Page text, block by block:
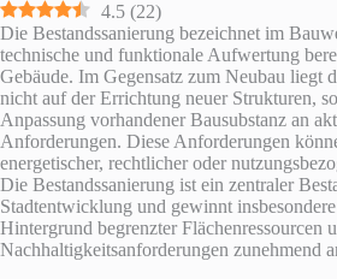
4.5 (22)
Die Bestandssanierung bezeichnet im
technische und funktionale Aufwertung
Gebäude. Im Gegensatz zum Neubau liegt
nicht auf der Errichtung neuer Strukturen,
Anpassung vorhandener Bausubstanz an
Anforderungen. Diese Anforderungen
energetischer, rechtlicher oder
Die Bestandssanierung ist ein zentraler
Stadtentwicklung und gewinnt
Hintergrund begrenzter Flächenressourcen
Nachhaltigkeitsanforderungen zunehmend